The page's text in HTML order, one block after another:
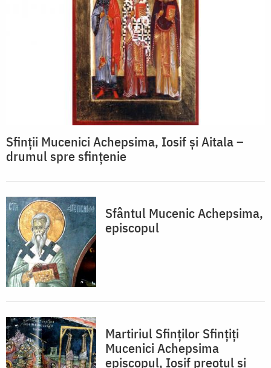
Sfinții Mucenici Achepsima, Iosif și Aitala –
drumul spre sfințenie
Sfântul Mucenic Achepsima,
episcopul
Martiriul Sfinţilor Sfinţiţi
Mucenici Achepsima
episcopul, Iosif preotul şi